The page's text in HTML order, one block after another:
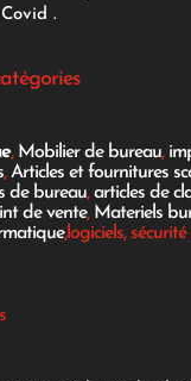
.
, Mobilier de bureau,
,Articles et fournitures
de bureau,articles de
de vente, Materiels
,logiciels,